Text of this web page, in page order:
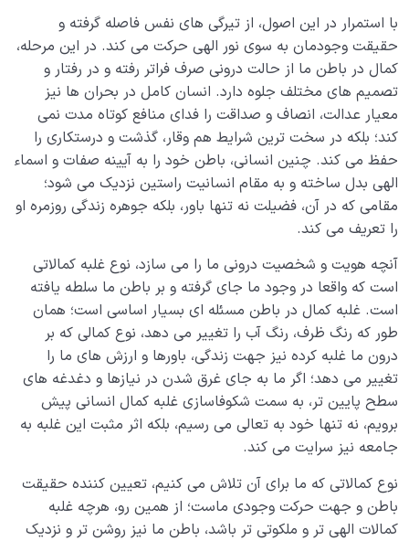
با استمرار در این اصول، از تیرگی های نفس فاصله گرفته و
حقیقت وجودمان به سوی نور الهی حرکت می کند. در این مرحله،
کمال در باطن ما از حالت درونی صرف فراتر رفته و در رفتار و
تصمیم های مختلف جلوه دارد. انسان کامل در بحران ها نیز
معیار عدالت، انصاف و صداقت را فدای منافع کوتاه مدت نمی
کند؛ بلکه در سخت ترین شرایط هم وقار، گذشت و درستکاری را
حفظ می کند. چنین انسانی، باطن خود را به آیینه صفات و اسماء
الهی بدل ساخته و به مقام انسانیت راستین نزدیک می شود؛
مقامی که در آن، فضیلت نه تنها باور، بلکه جوهره زندگی روزمره او
را تعریف می کند.
آنچه هویت و شخصیت درونی ما را می سازد، نوع غلبه کمالاتی
است که واقعا در وجود ما جای گرفته و بر باطن ما سلطه یافته
است. غلبه کمال در باطن مسئله ای بسیار اساسی است؛ همان
طور که رنگ ظرف، رنگ آب را تغییر می دهد، نوع کمالی که بر
درون ما غلبه کرده نیز جهت زندگی، باورها و ارزش های ما را
تغییر می دهد؛ اگر ما به جای غرق شدن در نیازها و دغدغه های
سطح پایین تر، به سمت شکوفاسازی غلبه کمال انسانی پیش
برویم، نه تنها خود به تعالی می رسیم، بلکه اثر مثبت این غلبه به
جامعه نیز سرایت می کند.
نوع کمالاتی که ما برای آن تلاش می کنیم، تعیین کننده حقیقت
باطن و جهت حرکت وجودی ماست؛ از همین رو، هرچه غلبه
کمالات الهی تر و ملکوتی تر باشد، باطن ما نیز روشن تر و نزدیک